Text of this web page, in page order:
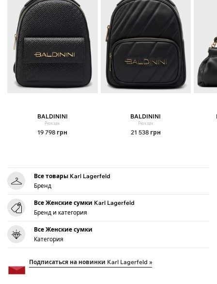
BALDININI
Рюкзак
19 798 грн
BALDININI
Рюкзак
21 538 грн
Все товары Karl Lagerfeld
Бренд
Все Женские сумки Karl Lagerfeld
Бренд и категория
Все Женские сумки
Категория
Подписаться на новинки Karl Lagerfeld »